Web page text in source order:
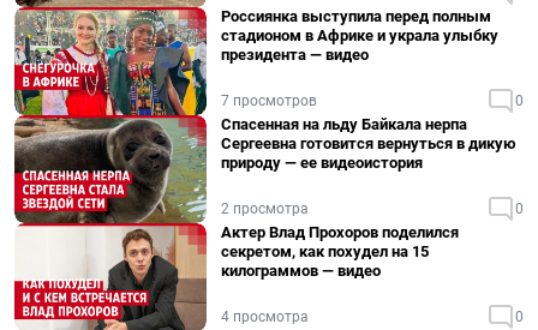
Россиянка выступила перед полным
стадионом в Африке и украла улыбку
президента — видео
7 просмотров 0
Спасенная на льду Байкала нерпа
Сергеевна готовится вернуться в дикую
природу — ее видеоистория
2 просмотра 0
Актер Влад Прохоров поделился
секретом, как похудел на 15
килограммов — видео
4 просмотра 0